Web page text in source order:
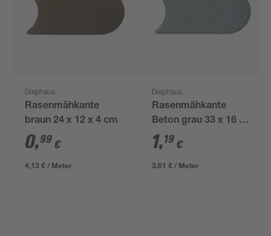
Diephaus
Rasenmähkante
braun 24 x 12 x 4 cm
0,99 €
4,13 € / Meter
Diephaus
Rasenmähkante
Beton grau 33 x 16 x 4
cm
1,19 €
3,61 € / Meter